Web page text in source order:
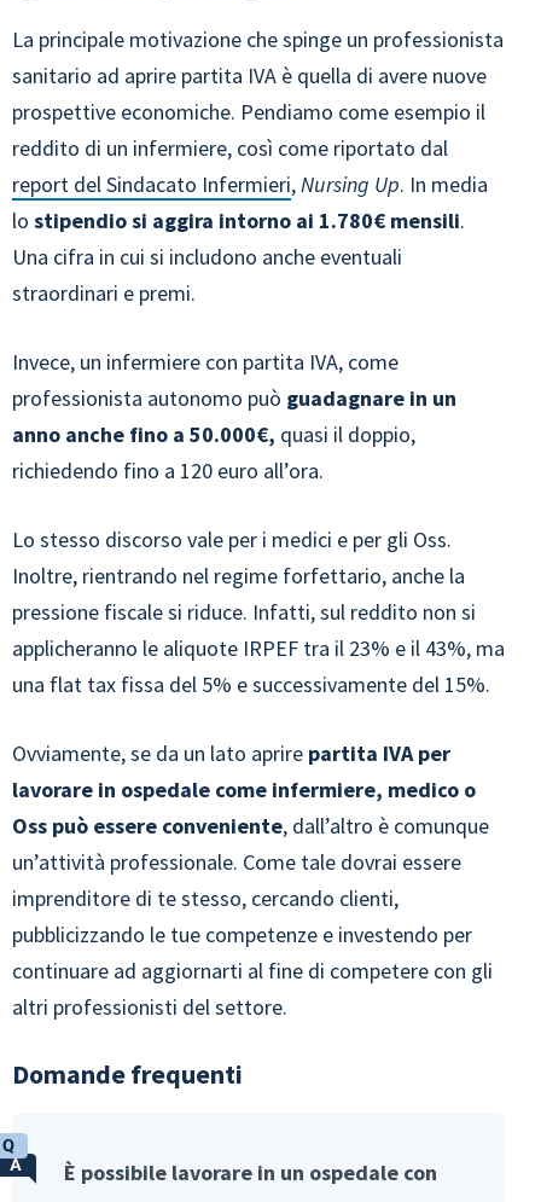
La principale motivazione che spinge un professionista
sanitario ad aprire partita IVA è quella di avere nuove
prospettive economiche. Pendiamo come esempio il
reddito di un infermiere, così come riportato dal
report del Sindacato Infermieri,Nursing Up. In media
lo stipendio si aggira intorno ai 1.780€ mensili.
Una cifra in cui si includono anche eventuali
straordinari e premi.
Invece, un infermiere con partita IVA, come
professionista autonomo può guadagnare in un
anno anche fino a 50.000€, quasi il doppio,
richiedendo fino a 120 euro all’ora.
Lo stesso discorso vale per i medici e per gli Oss.
Inoltre, rientrando nel regime forfettario, anche la
pressione fiscale si riduce. Infatti, sul reddito non si
applicheranno le aliquote IRPEF tra il 23% e il 43%, ma
una flat tax fissa del 5% e successivamente del 15%.
Ovviamente, se da un lato aprire partita IVA per
lavorare in ospedale come infermiere, medico o
Oss può essere conveniente, dall’altro è comunque
un’attività professionale. Come tale dovrai essere
imprenditore di te stesso, cercando clienti,
pubblicizzando le tue competenze e investendo per
continuare ad aggiornarti al fine di competere con gli
altri professionisti del settore.
Domande frequenti
È possibile lavorare in un ospedale con